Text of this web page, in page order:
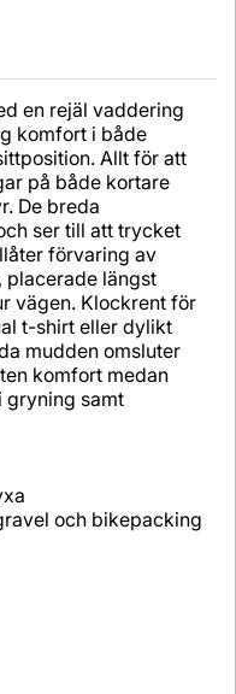
en rejäl vaddering
komfort i både
Allt för att
på både kortare
De breda
ser till att trycket
förvaring av
placerade längst
vägen. Klockrent för
t-shirt eller dylikt
mudden omsluter
komfort medan
gryning samt
och bikepacking